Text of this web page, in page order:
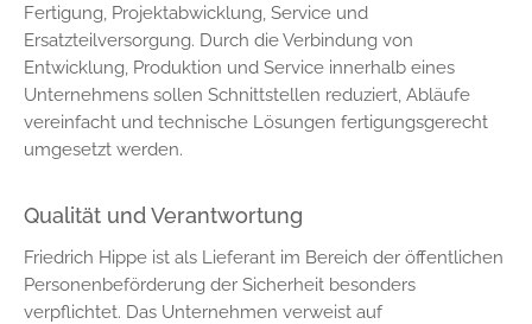
Fertigung, Projektabwicklung, Service und
Ersatzteilversorgung. Durch die Verbindung von
Entwicklung, Produktion und Service innerhalb eines
Unternehmens sollen Schnittstellen reduziert, Abläufe
vereinfacht und technische Lösungen fertigungsgerecht
umgesetzt werden.
Qualität und Verantwortung
Friedrich Hippe ist als Lieferant im Bereich der öffentlichen
Personenbeförderung der Sicherheit besonders
verpflichtet. Das Unternehmen verweist auf